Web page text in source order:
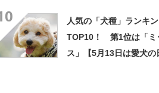
人気の「犬種」ランキ
TOP10！ 第1位は「ミ
ス」【5月13日は愛犬の